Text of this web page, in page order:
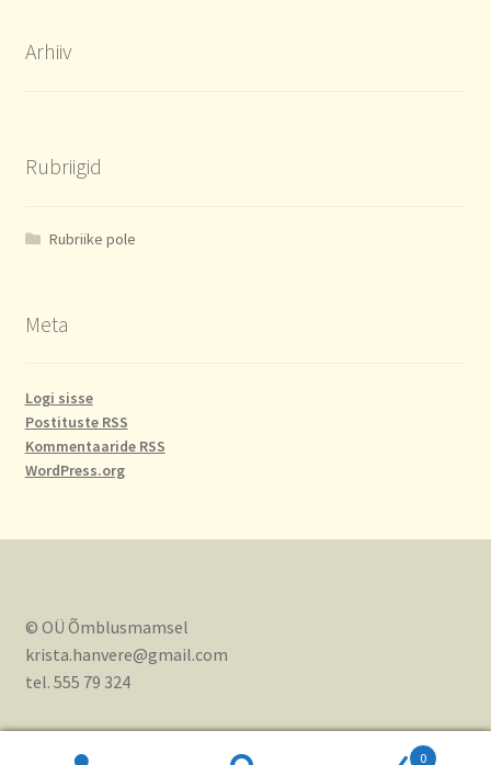
Arhiiv
Rubriigid
Rubriike pole
Meta
Logi sisse
Postituste RSS
Kommentaaride RSS
WordPress.org
© OÜ Õmblusmamsel
krista.hanvere@gmail.com
tel. 555 79 324
0